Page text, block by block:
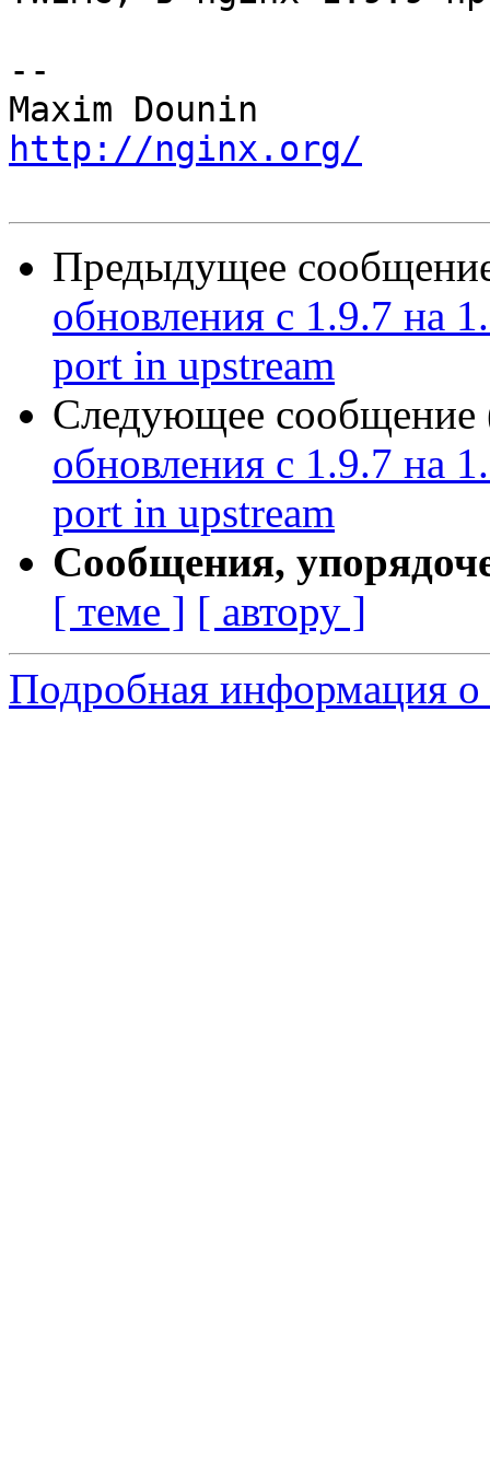
--
http://nginx.org/
Предыдущее
обновления с 1.9.7 на
port in upstream
Следующее сообщение
обновления с 1.9.7 на
port in upstream
Сообщения,
[ теме ] [ автору ]
Подробная информация